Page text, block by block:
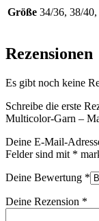
Größe 34/36, 38/
Rezensionen
Es gibt noch keine
Schreibe die erste
Multicolor-Garn –
Deine E-Mail-
Felder sind mit *
Deine Bewertung *
Deine Rezension *